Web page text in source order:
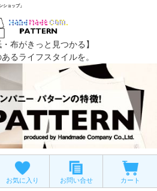
ショップ」
・布がきっと見つかる】
るライフスタイルを。
お気に入り お問い合せ カート